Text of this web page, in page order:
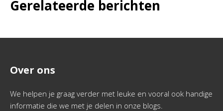
Gerelateerde berichten
Over ons
We helpen je graag verder met leuke en vooral ook handige
informatie die we met je delen in onze blogs.